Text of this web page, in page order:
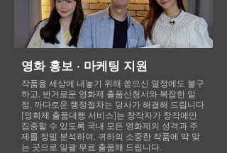
영화 홍보 · 마케팅 지원
작품을 세상에 내놓기 위해 쏟으신 열정에도 불구
하고, 번거로운 영화제 출품신청서와 복잡한 일
정, 까다로운 행정절차는 당사가 해결해 드립니다
[영화제 출품대행 서비스]는 창작자가 창작에만
집중할 수 있도록 국내 모든 영화제의 성격과 주
제를 정밀 분석하여, 귀하의 소중한 작품에 딱 맞
는 곳으로 일괄 무료 출품해 드립니다.